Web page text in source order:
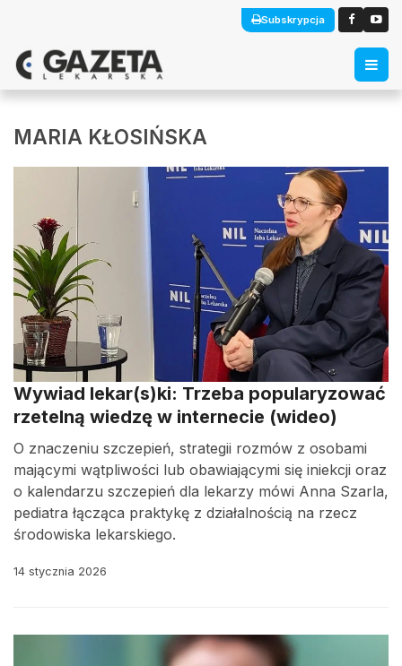
Subskrypcja
MARIA KŁOSIŃSKA
Wywiad lekar(s)ki: Trzeba popularyzować
rzetelną wiedzę w internecie (wideo)
O znaczeniu szczepień, strategii rozmów z osobami
mającymi wątpliwości lub obawiającymi się iniekcji oraz
o kalendarzu szczepień dla lekarzy mówi Anna Szarla,
pediatra łącząca praktykę z działalnością na rzecz
środowiska lekarskiego.
14 stycznia 2026